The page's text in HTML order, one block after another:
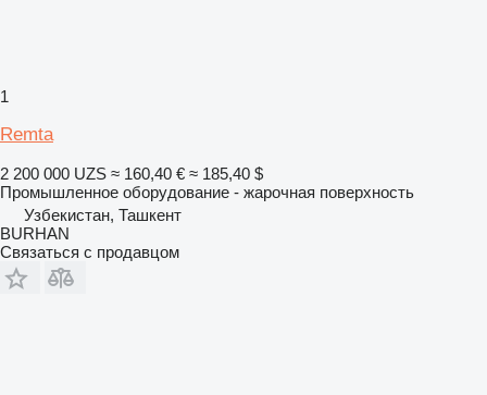
1
Remta
2 200 000 UZS ≈ 160,40 € ≈ 185,40 $
Промышленное оборудование - жарочная поверхность
Узбекистан, Ташкент
BURHAN
Связаться с продавцом